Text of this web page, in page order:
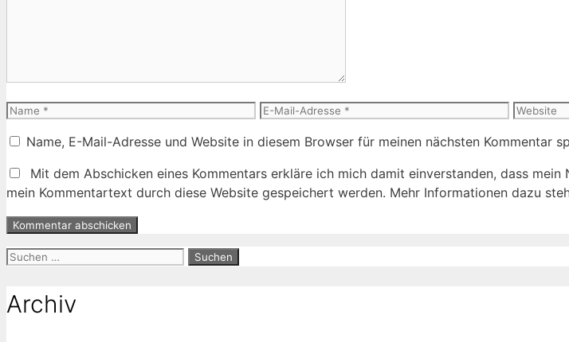
Name
E-
Adresse
Website
Name, E-Mail-Adresse und Website in diesem Browser für meinen nächsten Kommentar
Mit dem Abschicken eines Kommentars erkläre ich mich damit einverstanden, dass
mein Kommentartext durch diese Website gespeichert werden. Mehr Informationen dazu
Suche
Archiv